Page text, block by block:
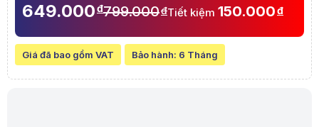
649.000đ799.000đTiết kiệm 150.000đ
Giá đã bao gồm VAT Bảo hành: 6 Tháng